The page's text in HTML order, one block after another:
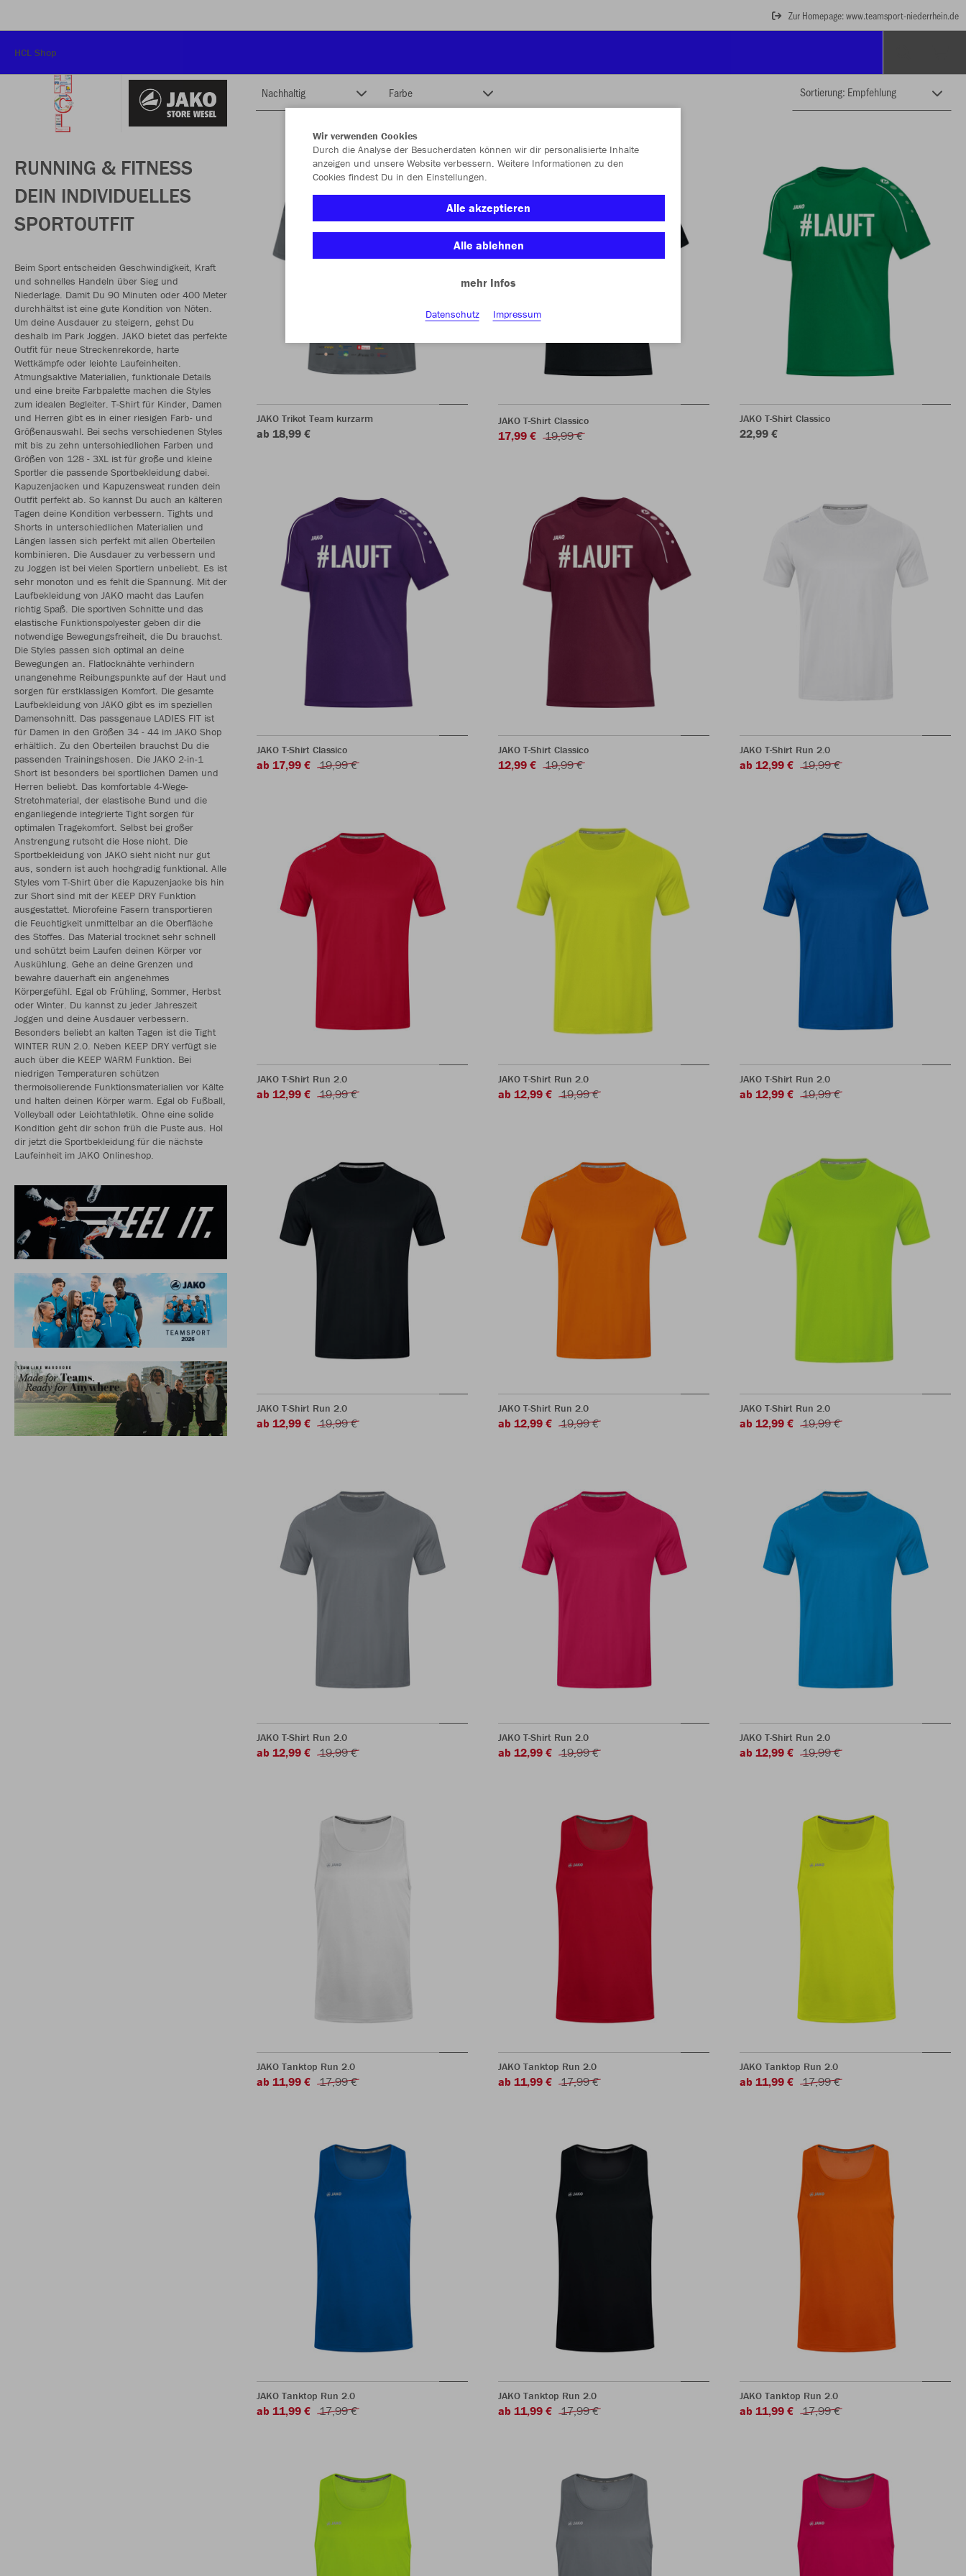
Zur Homepage: www.teamsport-niederrhein.de
HCL Shop
RUNNING & FITNESS
DEIN INDIVIDUELLES
SPORTOUTFIT
Beim Sport entscheiden Geschwindigkeit, Kraft
und schnelles Handeln über Sieg und
Niederlage. Damit Du 90 Minuten oder 400 Meter
durchhältst ist eine gute Kondition von Nöten.
Um deine Ausdauer zu steigern, gehst Du
deshalb im Park Joggen. JAKO bietet das perfekte
Outfit für neue Streckenrekorde, harte
Wettkämpfe oder leichte Laufeinheiten.
Atmungsaktive Materialien, funktionale Details
und eine breite Farbpalette machen die Styles
zum idealen Begleiter. T-Shirt für Kinder, Damen
und Herren gibt es in einer riesigen Farb- und
Größenauswahl. Bei sechs verschiedenen Styles
mit bis zu zehn unterschiedlichen Farben und
Größen von 128 - 3XL ist für große und kleine
Sportler die passende Sportbekleidung dabei.
Kapuzenjacken und Kapuzensweat runden dein
Outfit perfekt ab. So kannst Du auch an kälteren
Tagen deine Kondition verbessern. Tights und
Shorts in unterschiedlichen Materialien und
Längen lassen sich perfekt mit allen Oberteilen
kombinieren. Die Ausdauer zu verbessern und
zu Joggen ist bei vielen Sportlern unbeliebt. Es ist
sehr monoton und es fehlt die Spannung. Mit der
Laufbekleidung von JAKO macht das Laufen
richtig Spaß. Die sportiven Schnitte und das
elastische Funktionspolyester geben dir die
notwendige Bewegungsfreiheit, die Du brauchst.
Die Styles passen sich optimal an deine
Bewegungen an. Flatlocknähte verhindern
unangenehme Reibungspunkte auf der Haut und
sorgen für erstklassigen Komfort. Die gesamte
Laufbekleidung von JAKO gibt es im speziellen
Damenschnitt. Das passgenaue LADIES FIT ist
für Damen in den Größen 34 - 44 im JAKO Shop
erhältlich. Zu den Oberteilen brauchst Du die
passenden Trainingshosen. Die JAKO 2-in-1
Short ist besonders bei sportlichen Damen und
Herren beliebt. Das komfortable 4-Wege-
Stretchmaterial, der elastische Bund und die
enganliegende integrierte Tight sorgen für
optimalen Tragekomfort. Selbst bei großer
Anstrengung rutscht die Hose nicht. Die
Sportbekleidung von JAKO sieht nicht nur gut
aus, sondern ist auch hochgradig funktional. Alle
Styles vom T-Shirt über die Kapuzenjacke bis hin
zur Short sind mit der KEEP DRY Funktion
ausgestattet. Microfeine Fasern transportieren
die Feuchtigkeit unmittelbar an die Oberfläche
des Stoffes. Das Material trocknet sehr schnell
und schützt beim Laufen deinen Körper vor
Auskühlung. Gehe an deine Grenzen und
bewahre dauerhaft ein angenehmes
Körpergefühl. Egal ob Frühling, Sommer, Herbst
oder Winter. Du kannst zu jeder Jahreszeit
Joggen und deine Ausdauer verbessern.
Besonders beliebt an kalten Tagen ist die Tight
WINTER RUN 2.0. Neben KEEP DRY verfügt sie
auch über die KEEP WARM Funktion. Bei
niedrigen Temperaturen schützen
thermoisolierende Funktionsmaterialien vor Kälte
und halten deinen Körper warm. Egal ob Fußball,
Volleyball oder Leichtathletik. Ohne eine solide
Kondition geht dir schon früh die Puste aus. Hol
dir jetzt die Sportbekleidung für die nächste
Laufeinheit im JAKO Onlineshop.
Nachhaltig Farbe
JAKO Trikot Team kurzarm
ab 18,99 €
JAKO T-Shirt Classico
17,99 € 19,99 €
JAKO T-Shirt Classico
22,99 €
JAKO T-Shirt Classico
ab 17,99 € 19,99 €
JAKO T-Shirt Classico
12,99 € 19,99 €
JAKO T-Shirt Run 2.0
ab 12,99 € 19,99 €
JAKO T-Shirt Run 2.0
ab 12,99 € 19,99 €
JAKO T-Shirt Run 2.0
ab 12,99 € 19,99 €
JAKO T-Shirt Run 2.0
ab 12,99 € 19,99 €
JAKO T-Shirt Run 2.0
ab 12,99 € 19,99 €
JAKO T-Shirt Run 2.0
ab 12,99 € 19,99 €
JAKO T-Shirt Run 2.0
ab 12,99 € 19,99 €
JAKO T-Shirt Run 2.0
ab 12,99 € 19,99 €
JAKO T-Shirt Run 2.0
ab 12,99 € 19,99 €
JAKO T-Shirt Run 2.0
ab 12,99 € 19,99 €
JAKO Tanktop Run 2.0
ab 11,99 € 17,99 €
JAKO Tanktop Run 2.0
ab 11,99 € 17,99 €
JAKO Tanktop Run 2.0
ab 11,99 € 17,99 €
JAKO Tanktop Run 2.0
ab 11,99 € 17,99 €
JAKO Tanktop Run 2.0
ab 11,99 € 17,99 €
JAKO Tanktop Run 2.0
ab 11,99 € 17,99 €
Wir verwenden Cookies
Durch die Analyse der Besucherdaten können wir dir personalisierte Inhalte
anzeigen und unsere Website verbessern. Weitere Informationen zu den
Cookies findest Du in den Einstellungen.
Alle akzeptieren
Alle ablehnen
mehr Infos
Datenschutz Impressum